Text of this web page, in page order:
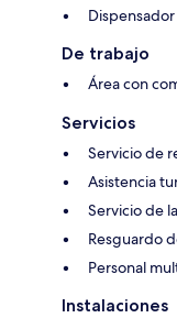
De trabajo
Área con
Servicios
Servicio de
Asistencia
Servicio de
Resguardo
Personal
Instalaciones